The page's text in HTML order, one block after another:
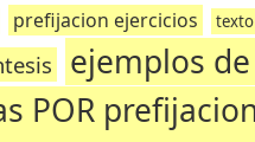
prefijacion ejercicios texto
ejemplos
POR